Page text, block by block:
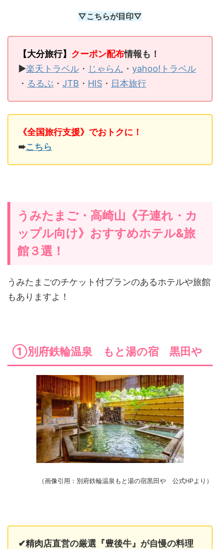
▽こちらが目印▽
【大分旅行】 クーポン配布情報も！
▶楽天トラベル ・ じゃらん ・ yahoo!トラベル
・ るるぶ ・ JTB ・ HIS ・ 日本旅行
《全国旅行支援》でおトクに！
➠こちら
うみたまご・高崎山《子連れ・カ
ップル向け》おすすめホテル&旅
館３選！
うみたまごのチケット付プランのあるホテルや旅館
もありますよ！
①別府鉄輪温泉 もと湯の宿 黒田や
（画像引用：別府鉄輪温泉もと湯の宿黒田や 公式HPより）
✔精肉店直営の厳選『豊後牛』が自慢の料理